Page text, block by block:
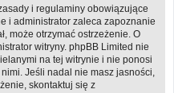
i regulaminy obowiązujące
i administrator zaleca zapoznanie
może otrzymać ostrzeżenie. O
witryny. phpBB Limited nie
na tej witrynie i nie ponosi
Jeśli nadal nie masz jasności,
skontaktuj się z